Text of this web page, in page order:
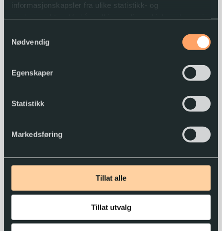
informasjonskapsler fra ulike statistikk- og
Nødvendig
Egenskaper
Statistikk
Markedsføring
Tillat alle
Tillat utvalg
Kan eg sjå på
2025